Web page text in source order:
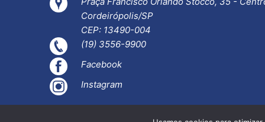
Cordeirópolis/SP
CEP: 13490-004
(19) 3556-9900
Facebook
Instagram